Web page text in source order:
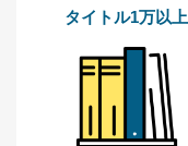
当社の定期購読サ
ービス等をご利用
の方の個人情報
タイトル1万以上